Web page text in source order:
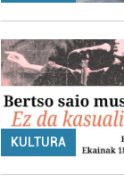
KULTURA